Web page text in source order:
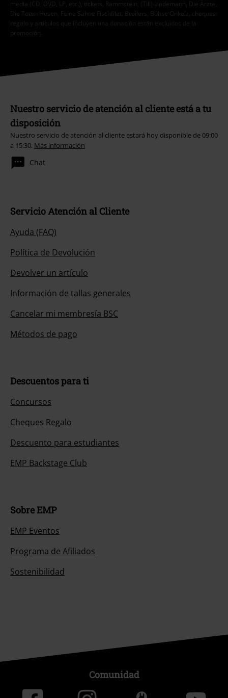
media (CD, DVD, LP, etc.), tickets, Rammstein, (Till) Lindemann, Die Ärzte,
Die Toten Hosen, Feine Sahne Fischfilet, Broilers, Böhse Onkelz, cheques-
regalo y artículos que incluyen una donación están excluidos de la
promoción.
Nuestro servicio de atención al cliente está a tu
disposición
Nuestro servicio de atención al cliente estará hoy disponible de 09:00
a 15:30. Más información
Chat
Servicio Atención al Cliente
Ayuda (FAQ)
Política de Devolución
Devolver un artículo
Información de tallas generales
Cancelar mi membresía BSC
Métodos de pago
Descuentos para ti
Concursos
Cheques Regalo
Descuento para estudiantes
EMP Backstage Club
Sobre EMP
EMP Eventos
Programa de Afiliados
Sostenibilidad
Comunidad